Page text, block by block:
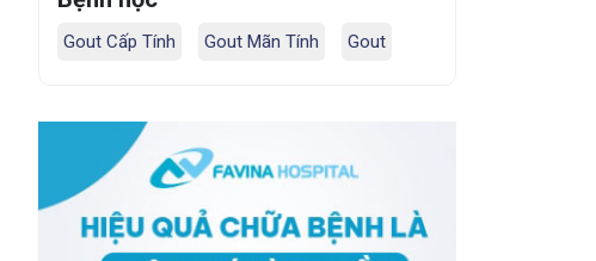
Gout Cấp Tính Gout Mãn Tính Gout